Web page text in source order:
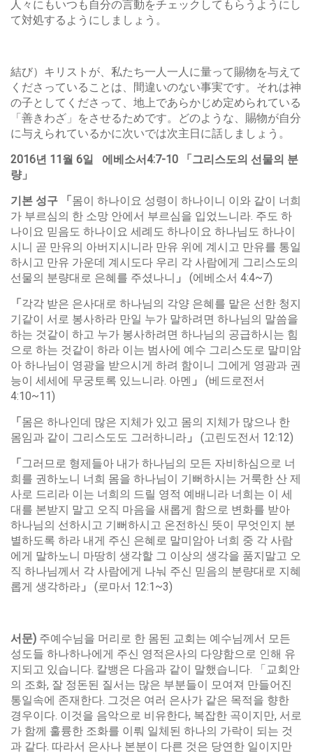
人々にもいつも自分の言動をチェックしてもらうようにし
て対処するようにしましょう。
結び）キリストが、私たち一人一人に量って賜物を与えて
くださっていることは、間違いのない事実です。それは神
の子としてくださって、地上であらかじめ定められている
「善きわざ」をさせるためです。どのような、賜物が自分
に与えられているかに次いでは次主日に話しましょう。
2016년 11월 6일 에베소서4:7-10 「그리스도의 선물의 분
량」
기본 성구 「몸이 하나이요 성령이 하나이니 이와 같이 너희
가 부르심의 한 소망 안에서 부르심을 입었느니라. 주도 하
나이요 믿음도 하나이요 세례도 하나이요 하나님도 하나이
시니 곧 만유의 아버지시니라 만유 위에 계시고 만유를 통일
하시고 만유 가운데 계시도다 우리 각 사람에게 그리스도의
선물의 분량대로 은혜를 주셨나니 」 (에베소서 4:4~7)
「각각 받은 은사대로 하나님의 각양 은혜를 맡은 선한 청지
기같이 서로 봉사하라 만일 누가 말하려면 하나님의 말씀을
하는 것같이 하고 누가 봉사하려면 하나님의 공급하시는 힘
으로 하는 것같이 하라 이는 범사에 예수 그리스도로 말미암
아 하나님이 영광을 받으시게 하려 함이니 그에게 영광과 권
능이 세세에 무궁토록 있느니라. 아멘 」 (베드로전서
4:10~11)
「몸은 하나인데 많은 지체가 있고 몸의 지체가 많으나 한
몸임과 같이 그리스도도 그러하니라 」 (고린도전서 12:12)
「그러므로 형제들아 내가 하나님의 모든 자비하심으로 너
희를 권하노니 너희 몸을 하나님이 기뻐하시는 거룩한 산 제
사로 드리라 이는 너희의 드릴 영적 예배니라 너희는 이 세
대를 본받지 말고 오직 마음을 새롭게 함으로 변화를 받아
하나님의 선하시고 기뻐하시고 온전하신 뜻이 무엇인지 분
별하도록 하라 내게 주신 은혜로 말미암아 너희 중 각 사람
에게 말하노니 마땅히 생각할 그 이상의 생각을 품지말고 오
직 하나님께서 각 사람에게 나눠 주신 믿음의 분량대로 지혜
롭게 생각하라 」 (로마서 12:1~3)
서문) 주예수님을 머리로 한 몸된 교회는 예수님께서 모든
성도들 하나하나에게 주신 영적은사의 다양함으로 인해 유
지되고 있습니다. 칼뱅은 다음과 같이 말했습니다. 「교회안
의 조화, 잘 정돈된 질서는 많은 부분들이 모여져 만들어진
통일속에 존재한다. 그것은 여러 은사가 같은 목적을 향한
경우이다. 이것을 음악으로 비유한다, 복잡한 곡이지만, 서로
가 함께 훌륭한 조화를 이뤄 일체된 하나의 가락이 되는 것
과 같다. 따라서 은사나 본분이 다른 것은 당연한 일이지만